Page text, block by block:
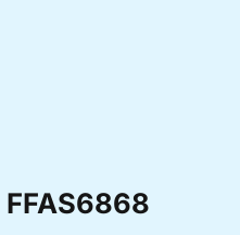
FFAS6868